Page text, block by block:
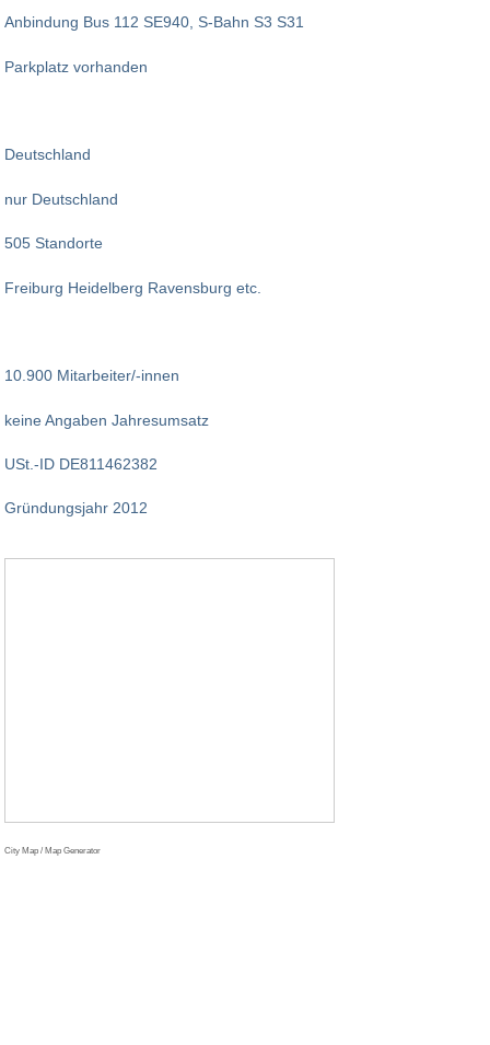
Anbindung Bus 112 SE940, S-Bahn S3 S31
Parkplatz vorhanden
Deutschland
nur Deutschland
505 Standorte
Freiburg Heidelberg Ravensburg etc.
10.900 Mitarbeiter/-innen
keine Angaben Jahresumsatz
USt.-ID DE811462382
Gründungsjahr 2012
City Map / Map Generator